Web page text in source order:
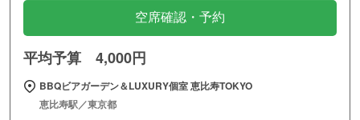
空席確認・予約
平均予算 4,000円
BBQビアガーデン＆LUXURY個室 恵比寿TOKYO
恵比寿駅／東京都